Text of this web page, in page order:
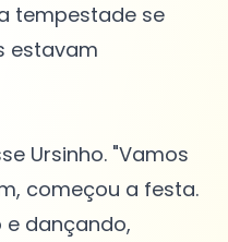
tempestade se
estavam
Ursinho. "Vamos
começou a festa.
e dançando,